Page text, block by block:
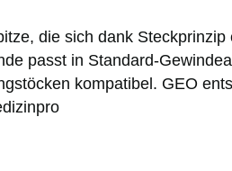
die sich dank Steckprinzip
passt in Standard-
kompatibel. GEO